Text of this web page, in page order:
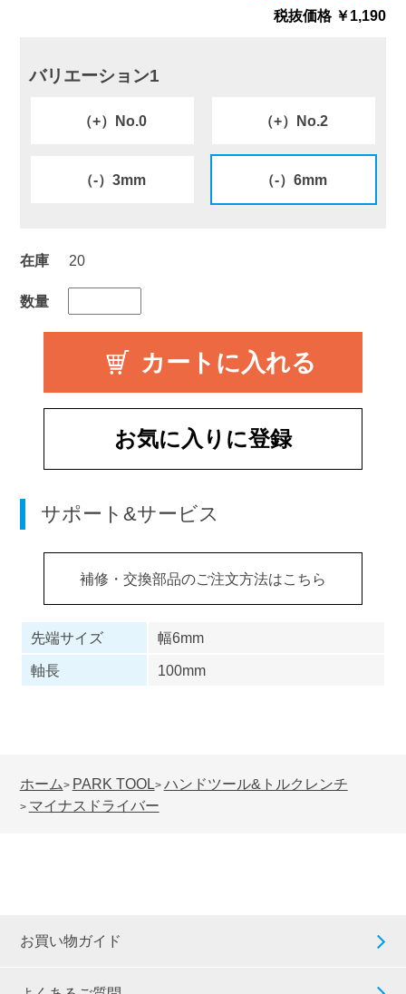
税抜価格 ￥1,190
バリエーション1
（+）No.0 （+）No.2
（-）3mm （-）6mm
在庫 20
数量
お気に入りに登録
サポート&サービス
補修・交換部品のご注文方法はこちら
先端サイズ
幅6mm
軸長
100mm
ホーム> PARK TOOL> ハンドツール&トルクレンチ
> マイナスドライバー
お買い物ガイド